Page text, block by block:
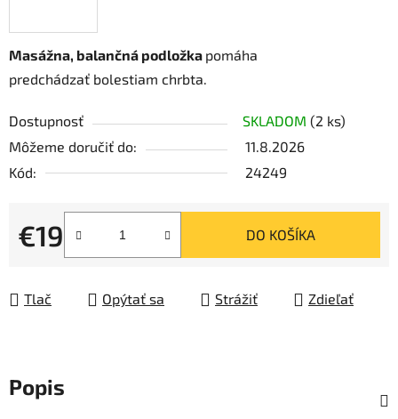
Masážna, balančná podložka pomáha
predchádzať bolestiam chrbta.
Dostupnosť SKLADOM (2 ks)
Môžeme doručiť do:
11.8.2026
Kód:
24249
€19
Jednotková cena:
DO KOŠÍKA
Tlač Opýtať sa Strážiť Zdieľať
Popis